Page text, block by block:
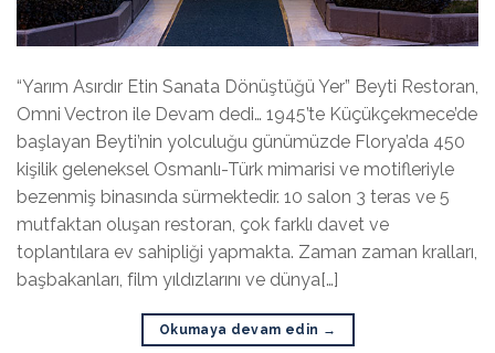
“Yarım Asırdır Etin Sanata Dönüştüğü Yer” Beyti Restoran,
Omni Vectron ile Devam dedi… 1945’te Küçükçekmece’de
başlayan Beyti’nin yolculuğu günümüzde Florya’da 450
kişilik geleneksel Osmanlı-Türk mimarisi ve motifleriyle
bezenmiş binasında sürmektedir. 10 salon 3 teras ve 5
mutfaktan oluşan restoran, çok farklı davet ve
toplantılara ev sahipliği yapmakta. Zaman zaman kralları,
başbakanları, film yıldızlarını ve dünya[…]
Okumaya devam edin →